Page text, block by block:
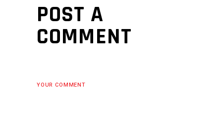
POST A
COMMENT
YOUR COMMENT